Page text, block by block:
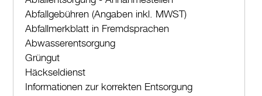
Kultur
Auto & Parkieren
Persönliches
Adressauskunft
Ausweise
Abfallgebühren (Angaben inkl. MWST)
Abfallmerkblatt in Fremdsprachen
Abwasserentsorgung
Grüngut
Häckseldienst
Informationen zur korrekten Entsorgung